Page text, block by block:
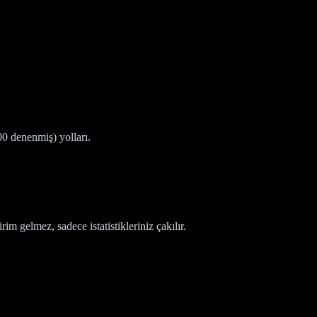
denenmiş) yolları.
gelmez, sadece istatistikleriniz çakılır.